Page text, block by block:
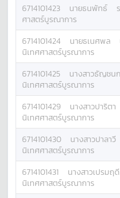
6714101423 นายธนพัทธ์
ศาสตร์บูรณาการ
6714101424 นายธเนศพล
นิเทศศาสตร์บูรณาการ
6714101425 นางสาวธัญชนก
นิเทศศาสตร์บูรณาการ
6714101429 นางสาวปาริตา
นิเทศศาสตร์บูรณาการ
6714101430 นางสาวปาลาวี
นิเทศศาสตร์บูรณาการ
6714101431 นางสาวเปรมฤดี
นิเทศศาสตร์บูรณาการ